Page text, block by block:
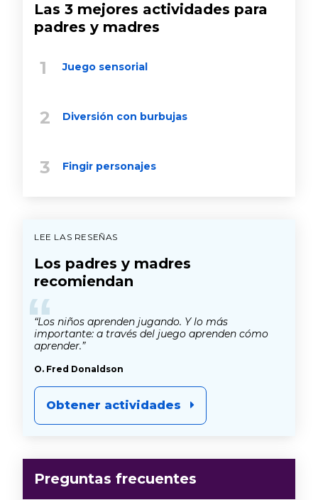
Las 3 mejores actividades para
padres y madres
Juego sensorial
Diversión con burbujas
Fingir personajes
LEE LAS RESEÑAS
Los padres y madres
recomiendan
“
“Los niños aprenden jugando. Y lo más
importante: a través del juego aprenden cómo
aprender.”
O. Fred Donaldson
Obtener actividades
Preguntas frecuentes